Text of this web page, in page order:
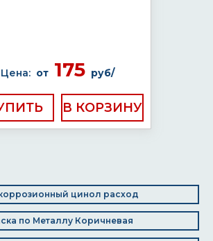
Цена: от 175 руб/
цинол расход
по Металлу Коричневая